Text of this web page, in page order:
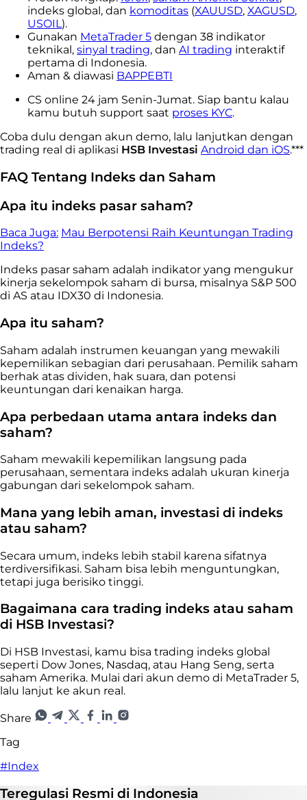
indeks global, dan komoditas (XAUUSD, XAGUSD,
USOIL).
Gunakan MetaTrader 5 dengan 38 indikator
teknikal, sinyal trading, dan AI trading interaktif
pertama di Indonesia.
Aman & diawasi BAPPEBTI
CS online 24 jam Senin-Jumat. Siap bantu kalau
kamu butuh support saat proses KYC.
Coba dulu dengan akun demo, lalu lanjutkan dengan
trading real di aplikasi HSB Investasi Android dan iOS.***
FAQ Tentang Indeks dan Saham
Apa itu indeks pasar saham?
Baca Juga: Mau Berpotensi Raih Keuntungan Trading
Indeks?
Indeks pasar saham adalah indikator yang mengukur
kinerja sekelompok saham di bursa, misalnya S&P 500
di AS atau IDX30 di Indonesia.
Apa itu saham?
Saham adalah instrumen keuangan yang mewakili
kepemilikan sebagian dari perusahaan. Pemilik saham
berhak atas dividen, hak suara, dan potensi
keuntungan dari kenaikan harga.
Apa perbedaan utama antara indeks dan
saham?
Saham mewakili kepemilikan langsung pada
perusahaan, sementara indeks adalah ukuran kinerja
gabungan dari sekelompok saham.
Mana yang lebih aman, investasi di indeks
atau saham?
Secara umum, indeks lebih stabil karena sifatnya
terdiversifikasi. Saham bisa lebih menguntungkan,
tetapi juga berisiko tinggi.
Bagaimana cara trading indeks atau saham
di HSB Investasi?
Di HSB Investasi, kamu bisa trading indeks global
seperti Dow Jones, Nasdaq, atau Hang Seng, serta
saham Amerika. Mulai dari akun demo di MetaTrader 5,
lalu lanjut ke akun real.
Share
Tag
#Index
Teregulasi Resmi di Indonesia